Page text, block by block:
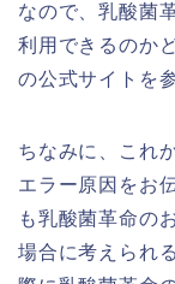
なので、乳酸菌
利用できるのか
の公式サイトを
ちなみに、これ
エラー原因をお
も乳酸菌革命の
場合に考えられ